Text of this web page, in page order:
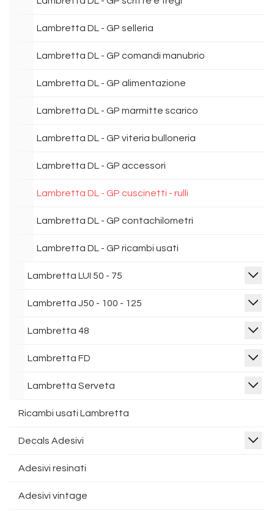
Lambretta DL - GP selleria
Lambretta DL - GP comandi manubrio
Lambretta DL - GP alimentazione
Lambretta DL - GP marmitte scarico
Lambretta DL - GP viteria bulloneria
Lambretta DL - GP accessori
Lambretta DL - GP cuscinetti - rulli
Lambretta DL - GP contachilometri
Lambretta DL - GP ricambi usati
Lambretta LUI 50 - 75
Lambretta J50 - 100 - 125
Lambretta 48
Lambretta FD
Lambretta Serveta
Ricambi usati Lambretta
Decals Adesivi
Adesivi resinati
Adesivi vintage